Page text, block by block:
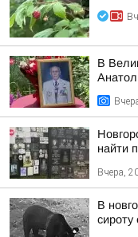
В
найти
Вчера,
В
сироту